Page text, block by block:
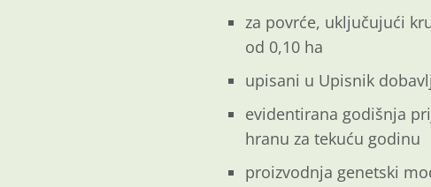
za povrće, uključujući
od 0,10 ha
upisani u Upisnik
evidentirana godišnja
hranu za tekuću godinu
proizvodnja genetski